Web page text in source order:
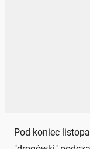
Pod koniec